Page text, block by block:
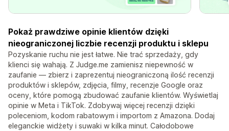
Pokaż prawdziwe opinie klientów dzięki
nieograniczonej liczbie recenzji produktu i sklepu
Pozyskanie ruchu nie jest łatwe. Nie trać sprzedaży, gdy
klienci się wahają. Z Judge.me zamienisz niepewność w
zaufanie — zbierz i zaprezentuj nieograniczoną ilość recenzji
produktów i sklepów, zdjęcia, filmy, recenzje Google oraz
oceny, które pomogą zbudować zaufanie klientów. Wyświetlaj
opinie w Meta i TikTok. Zdobywaj więcej recenzji dzięki
poleceniom, kodom rabatowym i importom z Amazona. Dodaj
eleganckie widżety i suwaki w kilka minut. Całodobowe